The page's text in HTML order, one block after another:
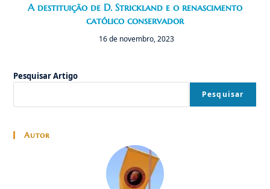
A destituição de D. Strickland e o renascimento
católico conservador
16 de novembro, 2023
Pesquisar Artigo
Pesquisar
Autor